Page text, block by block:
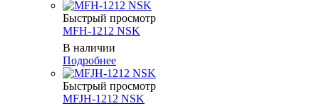
Быстрый просмотр
MFH-1212 NSK
В наличии
Подробнее
Быстрый просмотр
MFJH-1212 NSK